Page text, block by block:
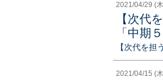
2021/04/29 (
【次代
「中期
【次代を担
2021/04/15 (